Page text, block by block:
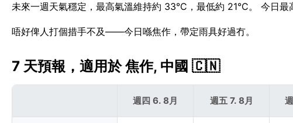
未來一週天氣穩定，最高氣溫維持約 33°C，最低約 21°C。 今日最
唔好俾人打個措手不及——今日喺焦作，帶定雨具好過冇。
7 天預報，適用於 焦作, 中國 🇨🇳
週四 6. 8月 週五 7. 8月